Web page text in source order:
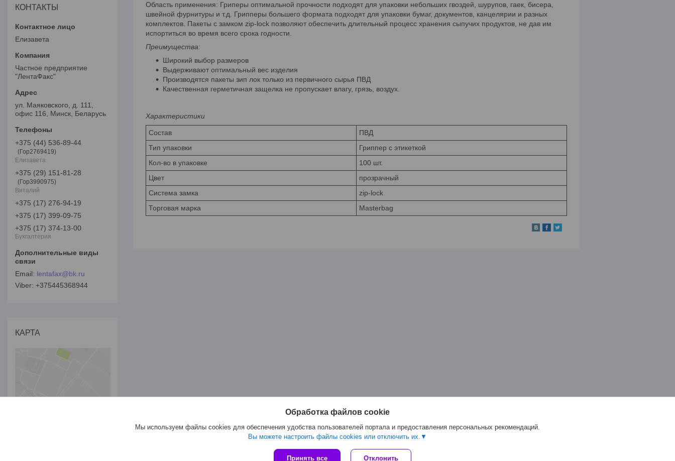
Область применения: Гриперы оптимальной прочности подходят для упаковки небольших гвоздей, шурупов, гаек, бисера,
швейной фурнитуры и т.д. Грипперы большего формата подходят для упаковки бумаг, документов, канцелярии и разных
комплектов. Пакеты с замком zip-lock позволяют обеспечить длительный процесс хранения сыпучих продуктов, не дав им
испортиться во время всего срока годности.
Преимущества:
Широкий выбор размеров
Выдерживают оптимальный вес изделия
Производятся пакеты зип лок только из первичного сырья ПВД
Качественная герметичная защелка не пропускает влагу, грязь, воздух.
Характеристики
Состав
ПВД
Тип упаковки
Гриппер с этикеткой
Кол-во в упаковке
100 шт.
Цвет
прозрачный
Система замка
zip-lock
Торговая марка
Masterbag
КОНТАКТЫ
Елизавета
Частное предприятие
"ЛентаФакс"
ул. Маяковского, д. 111,
офис 116, Минск, Беларусь
+375 (44) 536-89-44
Гор2769419
Елизавета
+375 (29) 151-81-28
Гор3990975
Виталий
+375 (17) 276-94-19
+375 (17) 399-09-75
+375 (17) 374-13-00
Бухгалтерия
lentafax@bk.ru
+375445368944
КАРТА
Сайт создан на платформе Deal.by
Обработка файлов cookie
Мы используем файлы cookies для обеспечения удобства пользователей портала и предоставления персональных рекомендаций.
Вы можете настроить файлы cookies или отключить их.
Принять все Отклонить